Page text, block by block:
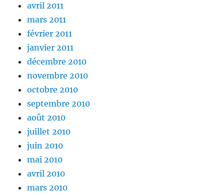
avril 2011
mars 2011
février 2011
janvier 2011
décembre 2010
novembre 2010
octobre 2010
septembre 2010
août 2010
juillet 2010
juin 2010
mai 2010
avril 2010
mars 2010